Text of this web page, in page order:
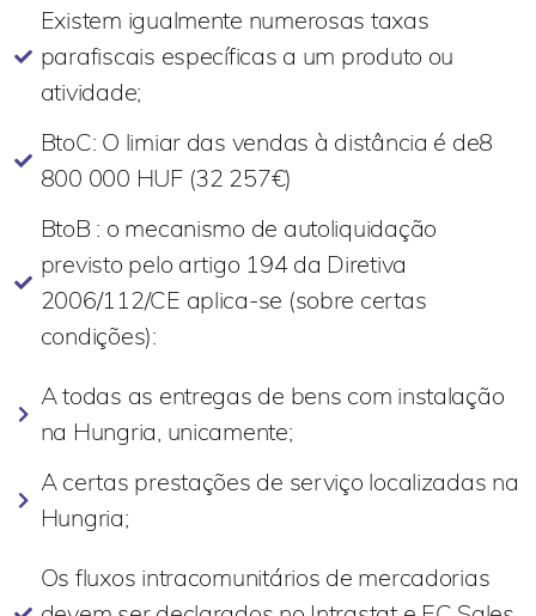
Existem igualmente numerosas taxas
parafiscais específicas a um produto ou
atividade;
BtoC: O limiar das vendas à distância é de8
800 000 HUF (32 257€)
BtoB : o mecanismo de autoliquidação
previsto pelo artigo 194 da Diretiva
2006/112/CE aplica-se (sobre certas
condições):
A todas as entregas de bens com instalação
na Hungria, unicamente;
A certas prestações de serviço localizadas na
Hungria;
Os fluxos intracomunitários de mercadorias